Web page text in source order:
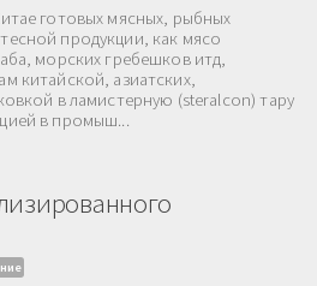
готовых мясных, рыбных
продукции, как мясо
морских гребешков итд,
китайской, азиатских,
в ламистерную (steralcon) тару
в промыш...